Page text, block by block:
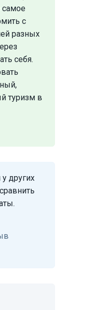
самое
с
разных
себя.
туризм в
других